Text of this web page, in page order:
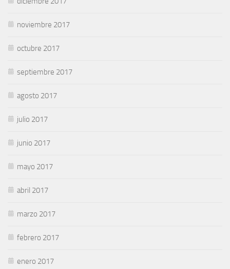
noviembre 2017
octubre 2017
septiembre 2017
agosto 2017
julio 2017
junio 2017
mayo 2017
abril 2017
marzo 2017
febrero 2017
enero 2017